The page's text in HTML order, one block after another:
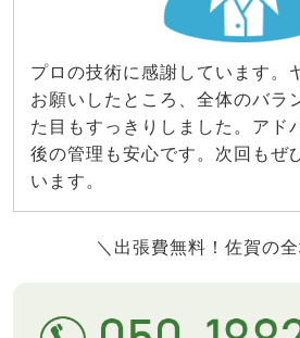
プロの技術に感謝しています。
お願いしたところ、全体のバラ
た目もすっきりしました。アド
後の管理も安心です。次回もぜ
います。
＼出張費無料！佐賀の